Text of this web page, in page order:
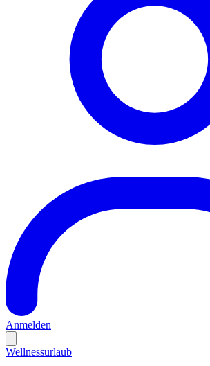
Anmelden
Wellnessurlaub